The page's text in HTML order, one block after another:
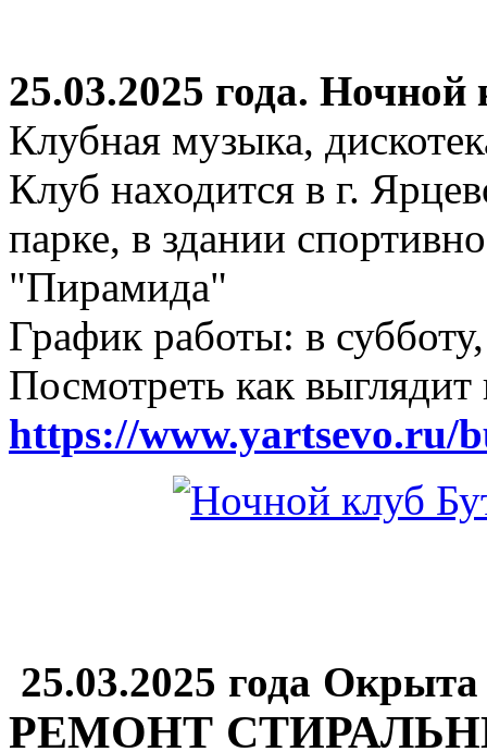
25.03.2025 года.
Клубная музыка,
Клуб находится в г.
парке, в здании
"Пирамида"
График работы: в
Посмотреть как
https://www.yartsevo.ru/
25.03.2025 года
РЕМОНТ